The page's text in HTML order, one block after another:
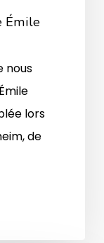
Émile
nous
lors
de